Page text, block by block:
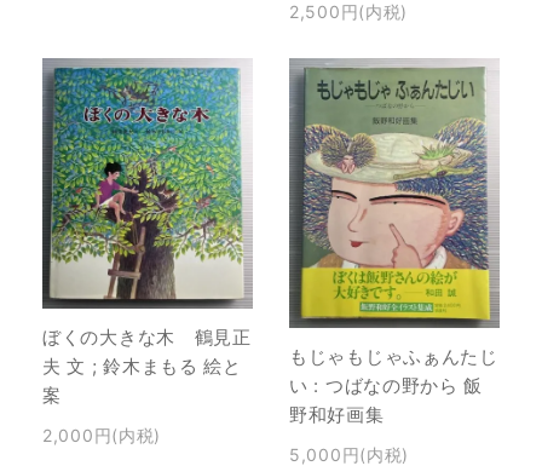
2,500円(内税)
ぼくの大きな木 鶴見正
夫 文 ; 鈴木まもる 絵と
案
2,000円(内税)
もじゃもじゃふぁんたじ
い : つばなの野から 飯
野和好画集
5,000円(内税)